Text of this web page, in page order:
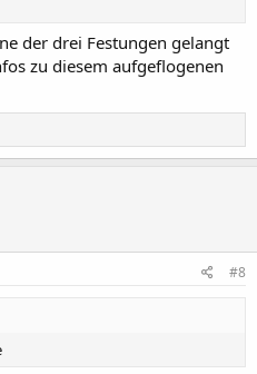
der drei Festungen gelangt
zu diesem aufgeflogenen
#8